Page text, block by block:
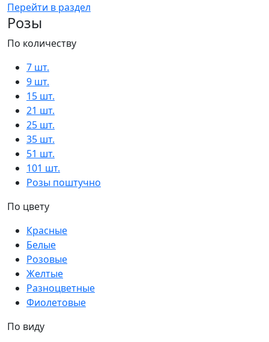
Перейти в раздел
Розы
По количеству
7 шт.
9 шт.
15 шт.
21 шт.
25 шт.
35 шт.
51 шт.
101 шт.
Розы поштучно
По цвету
Красные
Белые
Розовые
Желтые
Разноцветные
Фиолетовые
По виду